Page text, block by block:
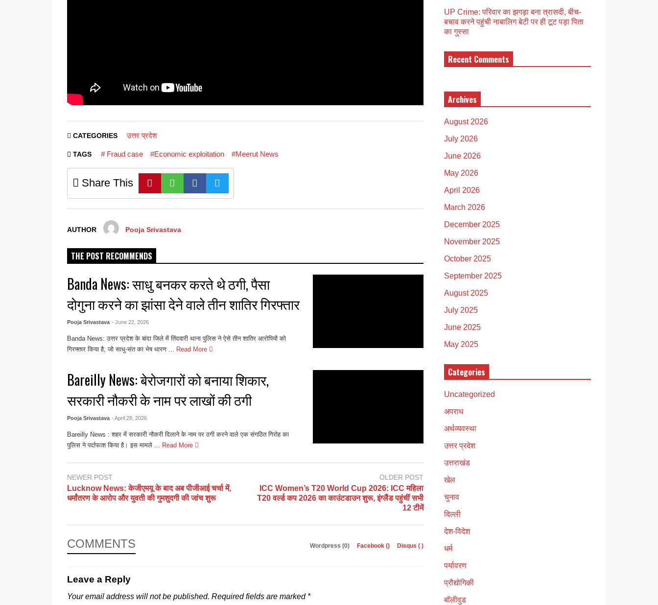
CATEGORIES उत्तर प्रदेश
TAGS # Fraud case #Economic exploitation #Meerut News
Share This
AUTHOR Pooja Srivastava
THE POST RECOMMENDS
Banda News: साधु बनकर करते थे ठगी, पैसा
दोगुना करने का झांसा देने वाले तीन शातिर गिरफ्तार
Pooja Srivastava - June 22, 2026
Banda News: उत्तर प्रदेश के बांदा जिले में तिंदवारी थाना पुलिस ने ऐसे तीन शातिर आरोपियों को
गिरफ्तार किया है, जो साधु-संत का भेष धारण ...
Read More
Bareilly News: बेरोजगारों को बनाया शिकार,
सरकारी नौकरी के नाम पर लाखों की ठगी
Pooja Srivastava - April 28, 2026
Bareilly News : शहर में सरकारी नौकरी दिलाने के नाम पर ठगी करने वाले एक संगठित गिरोह का
पुलिस ने पर्दाफाश किया है। इस मामले ...
Read More
NEWER POST
Lucknow News: केजीएमयू के बाद अब पीजीआई चर्चा में,
धर्मांतरण के आरोप और युवती की गुमशुदगी की जांच शुरू
OLDER POST
ICC Women’s T20 World Cup 2026: ICC महिला
T20 वर्ल्ड कप 2026 का काउंटडाउन शुरू, इंग्लैंड पहुंचीं सभी
12 टीमें
COMMENTS Wordpress (0) Facebook () Disqus ( )
Leave a Reply
Your email address will not be published. Required fields are marked *
UP Crime: परिवार का झगड़ा बना त्रासदी, बीच-
बचाव करने पहुंची नाबालिग बेटी पर ही टूट पड़ा पिता
का गुस्सा
Recent Comments
Archives
August 2026
July 2026
June 2026
May 2026
April 2026
March 2026
December 2025
November 2025
October 2025
September 2025
August 2025
July 2025
June 2025
May 2025
Categories
Uncategorized
अपराध
अर्थव्यवस्था
उत्तर प्रदेश
उत्तराखंड
खेल
चुनाव
दिल्ली
देश-विदेश
धर्म
पर्यावरण
प्रौद्योगिकी
बॉलीवुड